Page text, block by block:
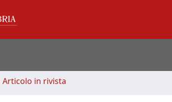
Articolo in rivista